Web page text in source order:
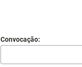
Convocação: